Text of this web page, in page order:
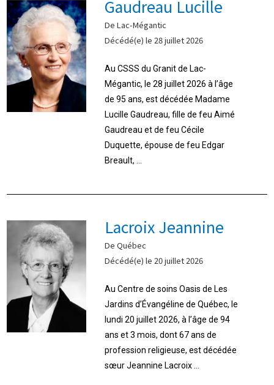
Gaudreau Lucille
De Lac-Mégantic
Décédé(e) le 28 juillet 2026
Au CSSS du Granit de Lac-
Mégantic, le 28 juillet 2026 à l’âge
de 95 ans, est décédée Madame
Lucille Gaudreau, fille de feu Aimé
Gaudreau et de feu Cécile
Duquette, épouse de feu Edgar
Breault, ...
Lacroix Jeannine
De Québec
Décédé(e) le 20 juillet 2026
Au Centre de soins Oasis de Les
Jardins d’Évangéline de Québec, le
lundi 20 juillet 2026, à l’âge de 94
ans et 3 mois, dont 67 ans de
profession religieuse, est décédée
sœur Jeannine Lacroix ...